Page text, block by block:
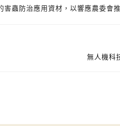
蟲防治應用資材，以響應農委會
無人機科